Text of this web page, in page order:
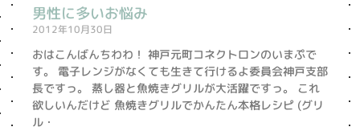
男性に多いお悩み
2012年10月30日
おはこんばんちわわ！ 神戸元町コネクトロンのいまぷで
す。 電子レンジがなくても生きて行けるよ委員会神戸支部
長ですっ。 蒸し器と魚焼きグリルが大活躍ですっ。 これ
欲しいんだけど 魚焼きグリルでかんたん本格レシピ (グリ
ル・